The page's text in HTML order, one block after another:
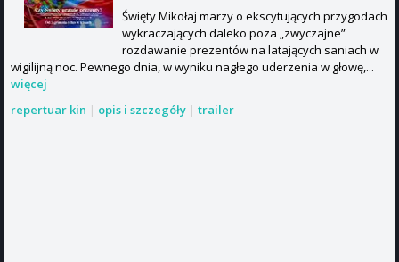
Święty Mikołaj marzy o ekscytujących przygodach
wykraczających daleko poza „zwyczajne”
rozdawanie prezentów na latających saniach w
wigilijną noc. Pewnego dnia, w wyniku nagłego uderzenia w głowę,...
więcej
repertuar kin | opis i szczegóły | trailer